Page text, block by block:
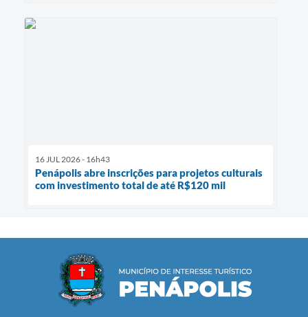
16 JUL 2026 - 16h43
Penápolis abre inscrições para projetos culturais
com investimento total de até R$120 mil